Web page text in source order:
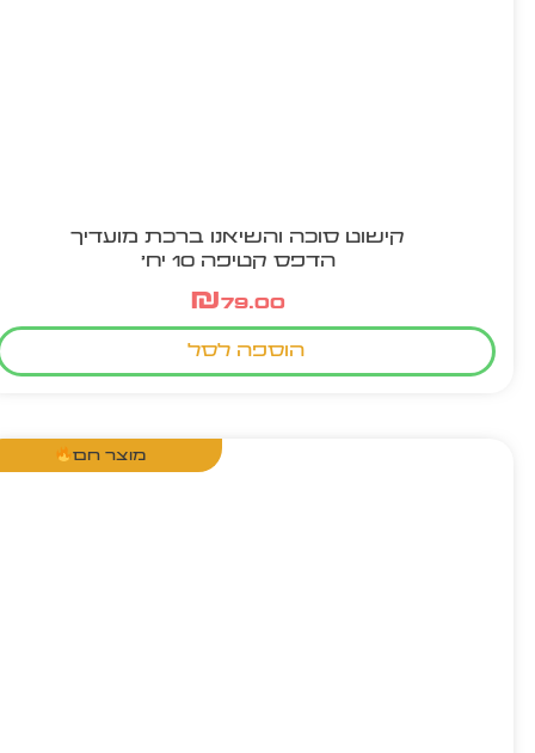
קישוט סוכה והשיאנו ברכת מועדיך
הדפס קטיפה 10 יח'
₪79.00
הוספה לסל
מוצר חם